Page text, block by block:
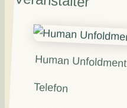
Human Unfoldment
Telefon